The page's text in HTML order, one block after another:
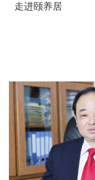
走进颐养居
领导关怀
收费标准
联系我们